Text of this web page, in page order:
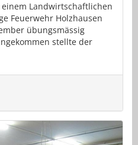
Landwirtschaftlichen
Feuerwehr Holzhausen
übungsmässig
stellte der